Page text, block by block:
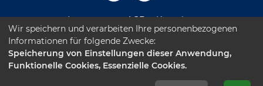
Impressum AGB Kontakt
Sitemap Datenschutz Leichte Sprache
Barrierefreiheitserklärung
Wir speichern und verarbeiten Ihre personenbezogenen
Informationen für folgende Zwecke:
Speicherung von Einstellungen dieser Anwendung,
Funktionelle Cookies, Essenzielle Cookies.